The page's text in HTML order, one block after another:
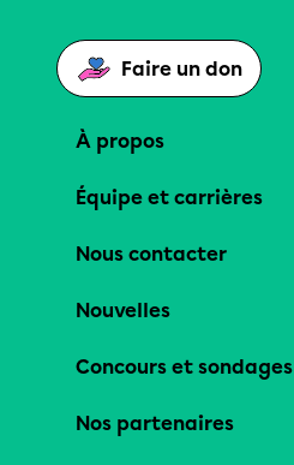
Faire un don
À propos
Équipe et carrières
Nous contacter
Nouvelles
Concours et sondages
Nos partenaires